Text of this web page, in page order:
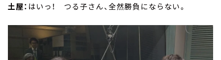
土屋： はいっ！ つる子さん、全然勝負にならない。